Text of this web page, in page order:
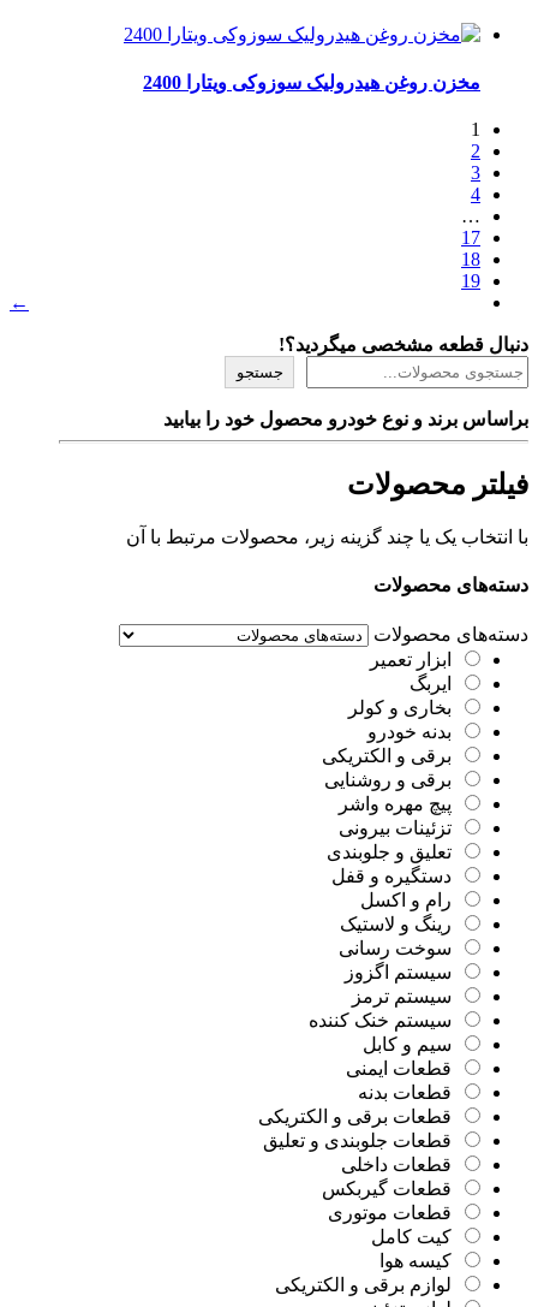
مخزن روغن هیدرولیک سوزوکی ویتارا 2400
1
2
3
4
…
17
18
19
←
دنبال قطعه مشخصی میگردید؟!
جستجو
براساس برند و نوع خودرو محصول خود را بیابید
فیلتر محصولات
با انتخاب یک یا چند گزینه زیر، محصولات مرتبط با آن
دسته‌های محصولات
دسته‌های محصولات
ابزار تعمیر
ایربگ
بخاری و کولر
بدنه خودرو
برقی و الکتریکی
برقی و روشنایی
پیچ مهره واشر
تزئینات بیرونی
تعلیق و جلوبندی
دستگیره و قفل
رام و اکسل
رینگ و لاستیک
سوخت رسانی
سیستم اگزوز
سیستم ترمز
سیستم خنک کننده
سیم و کابل
قطعات ایمنی
قطعات بدنه
قطعات برقی و الکتریکی
قطعات جلوبندی و تعلیق
قطعات داخلی
قطعات گیربکس
قطعات موتوری
کیت کامل
کیسه هوا
لوازم برقی و الکتریکی